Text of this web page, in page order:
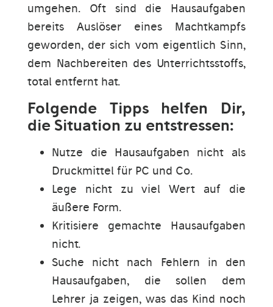
umgehen. Oft sind die Hausaufgaben
bereits Auslöser eines Machtkampfs
geworden, der sich vom eigentlich Sinn,
dem Nachbereiten des Unterrichtsstoffs,
total entfernt hat.
Folgende Tipps helfen Dir,
die Situation zu entstressen:
Nutze die Hausaufgaben nicht als
Druckmittel für PC und Co.
Lege nicht zu viel Wert auf die
äußere Form.
Kritisiere gemachte Hausaufgaben
nicht.
Suche nicht nach Fehlern in den
Hausaufgaben, die sollen dem
Lehrer ja zeigen, was das Kind noch